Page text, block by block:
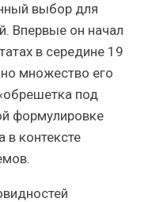
выбор для
Впервые он начал
в середине 19
множество его
под
формулировке
в контексте